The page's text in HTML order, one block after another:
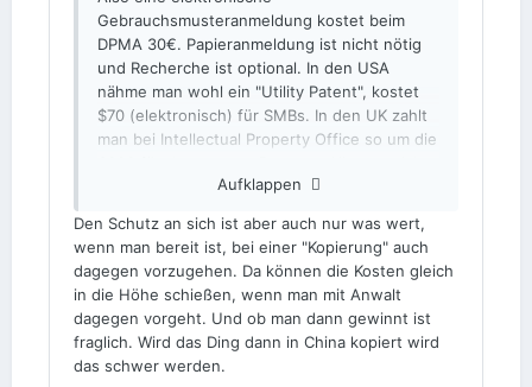
Gebrauchsmusteranmeldung kostet beim
DPMA 30€. Papieranmeldung ist nicht nötig
und Recherche ist optional. In den USA
nähme man wohl ein "Utility Patent", kostet
$70 (elektronisch) für SMBs. In den UK zahlt
man bei Intellectual Property Office so um die
sind Erneuerungsgebühren fällig, wenn man
Ja, es gibt deutlich teurere Optionen, und
große Firmen verwenden die aus Gründen
auch eigentlich immer, aber für so einen Fall
sind die schlichtweg nicht nötig. Die
Diskussion "ob ein Patent lohnt" ist also
vollkommen unerheblich, das so eine
Aufklappen
Den Schutz an sich ist aber auch nur was wert,
wenn man bereit ist, bei einer "Kopierung" auch
dagegen vorzugehen. Da können die Kosten gleich
in die Höhe schießen, wenn man mit Anwalt
dagegen vorgeht. Und ob man dann gewinnt ist
fraglich. Wird das Ding dann in China kopiert wird
das schwer werden.